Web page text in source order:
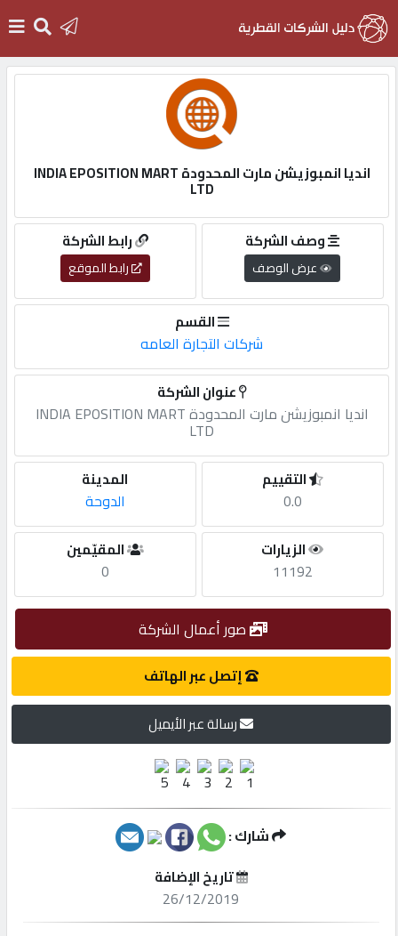
التسجيل
English
اعلانك
الاحصائيات
شركات
إعلانات
انديا انمبوزيشن مارت المحدودة INDIA EPOSITION MART
LTD
رابط الشركة
رابط الموقع
وصف الشركة
عرض الوصف
القسم
شركات التجارة العامه
عنوان الشركة
انديا انمبوزيشن مارت المحدودة INDIA EPOSITION MART
LTD
المدينة
الدوحة
التقييم
0.0
المقيّمين
0
الزيارات
11192
صور أعمال الشركة
إتصل عبر الهاتف
رسالة عبر الأيميل
شارك :
تاريخ الإضافة
26/12/2019